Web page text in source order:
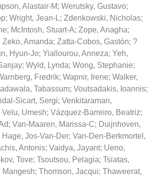
Alastair-M; Werutsky, Gustavo;
; Wright, Jean-L; Zdenkowski, Nicholas;
; McIntosh, Stuart-A; Zope, Anagha;
Zeko, Amanda; Zatta-Cobos, Gastón; ?
Hyun-Jo; Yiallourou, Anneza; Yeh,
; Wyld, Lynda; Wong, Stephanie;
Fredrik; Wapnir, Irene; Walker,
Tabassum; Voutsadakis, Ioannis;
Sicart, Sergi; Venkitaraman,
Velu, Umesh; Vázquez-Barreiro, Beatriz;
; Van-Maaren, Marissa-C; Duijnhoven,
Hage, Jos-Van-Der; Van-Den-Berkmortel,
Antonis; Vaidya, Jayant; Ueno,
Tove; Tsoutsou, Pelagia; Tsiatas,
Mangesh; Thomson, Jacqui; Thaweerat,